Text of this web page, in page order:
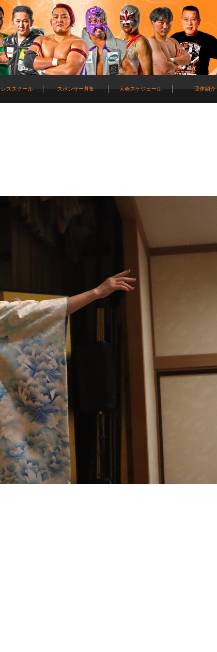
ススクール スポンサー募集 大会スケジュール 団体紹介